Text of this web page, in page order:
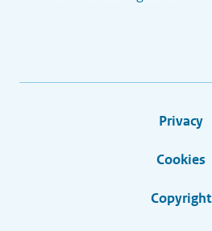
Privacy
Cookies
Copyright